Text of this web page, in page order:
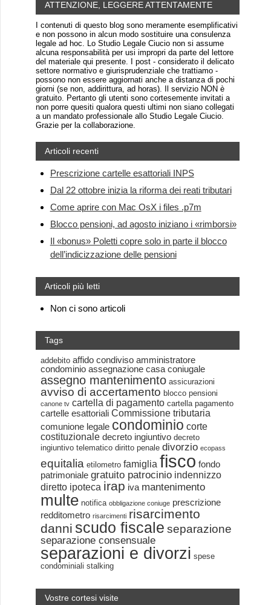
ATTENZIONE, LEGGERE ATTENTAMENTE
I contenuti di questo blog sono meramente esemplificativi
e non possono in alcun modo sostituire una consulenza
legale ad hoc. Lo Studio Legale Ciucio non si assume
alcuna responsabilità per usi impropri da parte del lettore
del materiale qui presente. I post - considerato il delicato
settore normativo e giurisprudenziale che trattiamo -
possono non essere aggiornati anche a distanza di pochi
giorni (se non, addirittura, ad horas). Il servizio NON è
gratuito. Pertanto gli utenti sono cortesemente invitati a
non porre quesiti qualora questi ultimi non siano collegati
a un mandato professionale allo Studio Legale Ciucio.
Grazie per la collaborazione.
Articoli recenti
Prescrizione cartelle esattoriali INPS
Dal 22 ottobre inizia la riforma dei reati tributari
Come aprire con Mac OsX i files .p7m
Blocco pensioni, ad agosto iniziano i «rimborsi»
Il «bonus» Poletti copre solo in parte il blocco
dell’indicizzazione delle pensioni
Articoli più letti
Non ci sono articoli
Tags
addebito affido condiviso amministratore
condominio assegnazione casa coniugale
assegno mantenimento assicurazioni
avviso di accertamento blocco pensioni
canone tv cartella di pagamento cartella pagamento
cartelle esattoriali Commissione tributaria
comunione legale condominio corte
costituzionale decreto ingiuntivo decreto
ingiuntivo telematico diritto penale divorzio ecopass
equitalia etilometro famiglia fisco fondo
patrimoniale gratuito patrocinio indennizzo
diretto ipoteca irap iva mantenimento
multe notifica obbligazione coniuge prescrizione
redditometro risarcimenti risarcimento
danni scudo fiscale separazione
separazione consensuale
separazioni e divorzi spese
condominiali stalking
Vostre cortesi visite